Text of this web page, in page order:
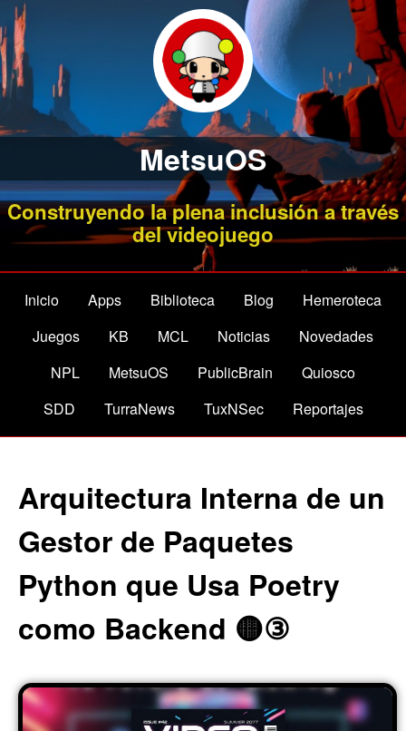
MetsuOS
Construyendo la plena inclusión a través
del videojuego
Inicio Apps Biblioteca Blog
Hemeroteca
Juegos
KB MCL Noticias
Novedades
NPL
MetsuOS PublicBrain
Quiosco
SDD
TurraNews TuxNSec Reportajes
Arquitectura Interna de un
Gestor de Paquetes
Python que Usa Poetry
como Backend 🟡③